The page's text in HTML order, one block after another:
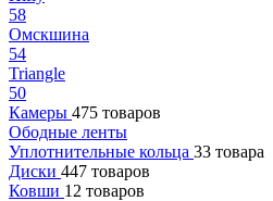
58
Омскшина
54
Triangle
50
Камеры 475 товаров
Ободные ленты
Уплотнительные кольца 33 товара
Диски 447 товаров
Ковши 12 товаров